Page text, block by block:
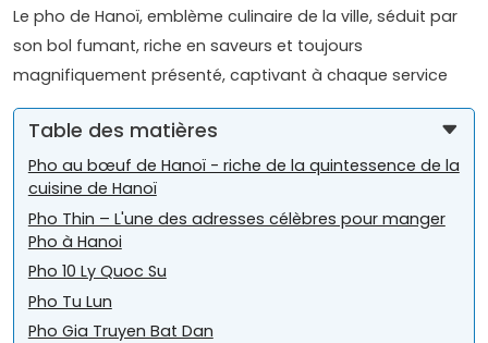
Le pho de Hanoï, emblème culinaire de la ville, séduit par
son bol fumant, riche en saveurs et toujours
magnifiquement présenté, captivant à chaque service
Table des matières
Pho au bœuf de Hanoï - riche de la quintessence de la
cuisine de Hanoï
Pho Thin – L'une des adresses célèbres pour manger
Pho à Hanoi
Pho 10 Ly Quoc Su
Pho Tu Lun
Pho Gia Truyen Bat Dan